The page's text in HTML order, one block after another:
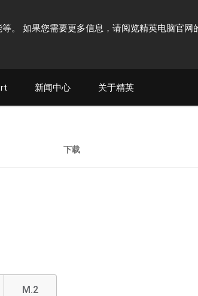
。 如果您需要更多信息，请阅览精英电脑官网
新闻中心 关于精英
下载
M.2